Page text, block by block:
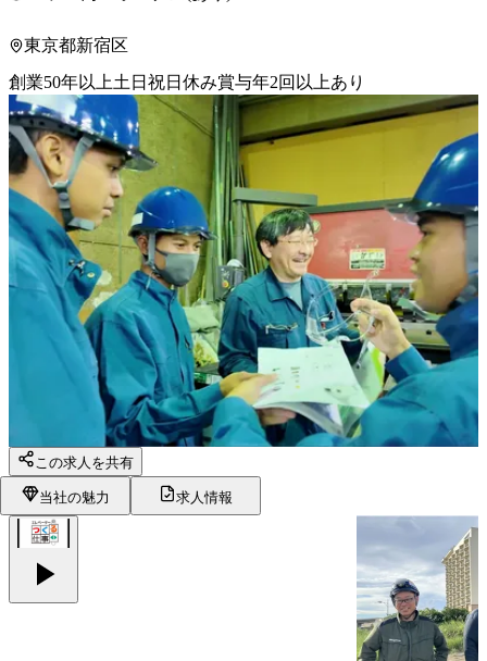
東京都新宿区
創業50年以上土日祝日休み賞与年2回以上あり
この求人を共有
当社の魅力 求人情報